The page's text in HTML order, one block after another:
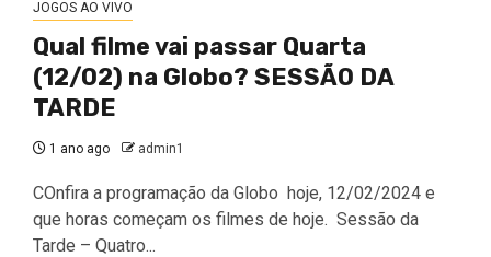
JOGOS AO VIVO
Qual filme vai passar Quarta
(12/02) na Globo? SESSÃO DA
TARDE
1 ano ago admin1
COnfira a programação da Globo hoje, 12/02/2024 e
que horas começam os filmes de hoje. Sessão da
Tarde – Quatro...